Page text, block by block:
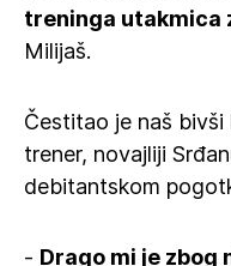
treninga utakmica
Milijaš.
Čestitao je naš
trener, novajliji
debitantskom
- Drago mi je zbog